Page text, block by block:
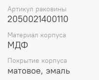
Артикул раковины
2050021400110
Материал корпуса
МДФ
Покрытие корпуса
матовое, эмаль